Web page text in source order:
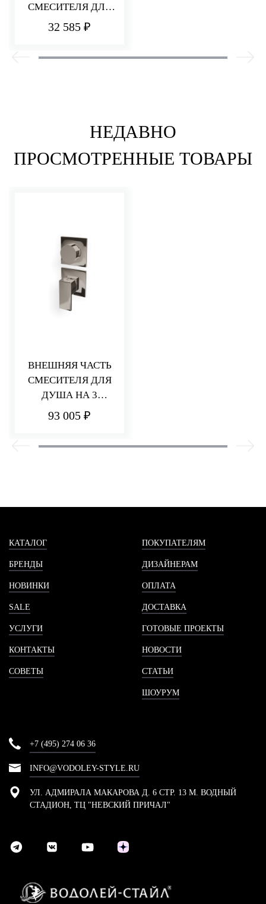
СМЕСИТЕЛЯ ДЛЯ
ДУША НА 2/3
32 585 ₽
НЕДАВНО
ПРОСМОТРЕННЫЕ ТОВАРЫ
ВНЕШНЯЯ ЧАСТЬ
СМЕСИТЕЛЯ ДЛЯ
ДУША НА 3
ПОТРЕБИТЕЛЯ Q30
93 005 ₽
КАТАЛОГ
БРЕНДЫ
НОВИНКИ
SALE
УСЛУГИ
КОНТАКТЫ
СОВЕТЫ
ПОКУПАТЕЛЯМ
ДИЗАЙНЕРАМ
ОПЛАТА
ДОСТАВКА
ГОТОВЫЕ ПРОЕКТЫ
НОВОСТИ
СТАТЬИ
ШОУРУМ
+7 (495) 274 06 36
INFO@VODOLEY-STYLE.RU
УЛ. АДМИРАЛА МАКАРОВА Д. 6 СТР. 13 М. ВОДНЫЙ
СТАДИОН, ТЦ "НЕВСКИЙ ПРИЧАЛ"